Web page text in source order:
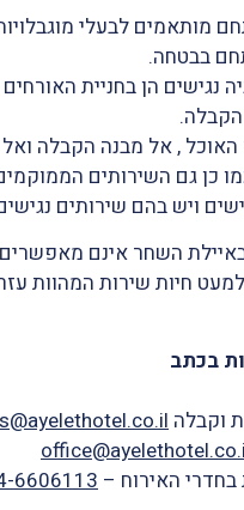
מותאמים לבעלי
בבטחה.
נגישים הן בחניית
, אל מבנה הקבלה ואל
כן גם השירותים
ויש בהם שירותים
השחר אינם
חיות שירות המהוות
בכתב
וקבלה
בחדרי האירוח – 6606113